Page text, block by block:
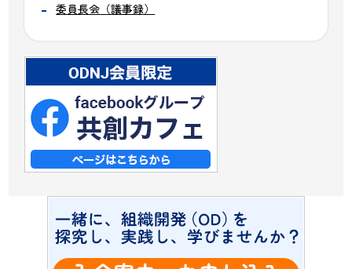
委員長会（議事録）